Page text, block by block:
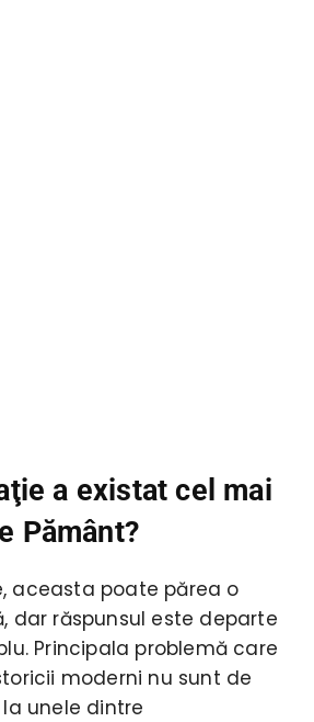
a existat cel mai
Pământ?
aceasta poate părea o
dar răspunsul este departe
Principala problemă care
moderni nu sunt de
unele dintre